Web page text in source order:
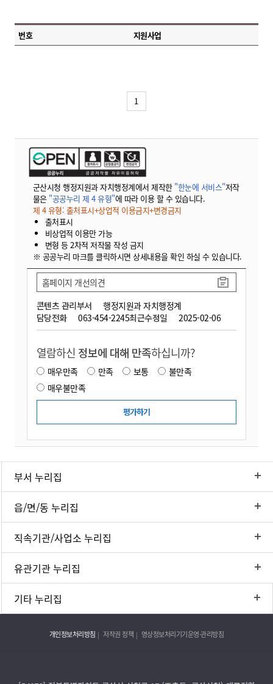
번호 지원사업
1
군산시청 행정지원과 자치행정계에서 제작한 "한눈에 서비스"저작
물은 "공공누리 제 4 유형"에 따라 이용 할 수 있습니다.
제 4 유형: 출처표시+상업적 이용금지+변경금지
출처표시
비상업적 이용만 가능
변형 등 2차적 저작물 작성 금지
※ 공공누리 마크를 클릭하시면 상세내용을 확인 하실 수 있습니다.
콘텐츠 관리부서
행정지원과 자치행정계
담당전화
063-454-2245최근수정일 2025-02-06
홈페이지 개선의견
열람하신 정보에 대해 만족하십니까?
매우만족 만족 보통
불만족
매우불만족
부서 누리집
읍/면/동 누리집
직속기관/사업소 누리집
유관기관 누리집
기타 누리집
개인정보처리방침 저작권 정책 영상정보처리기기운영·관리방침